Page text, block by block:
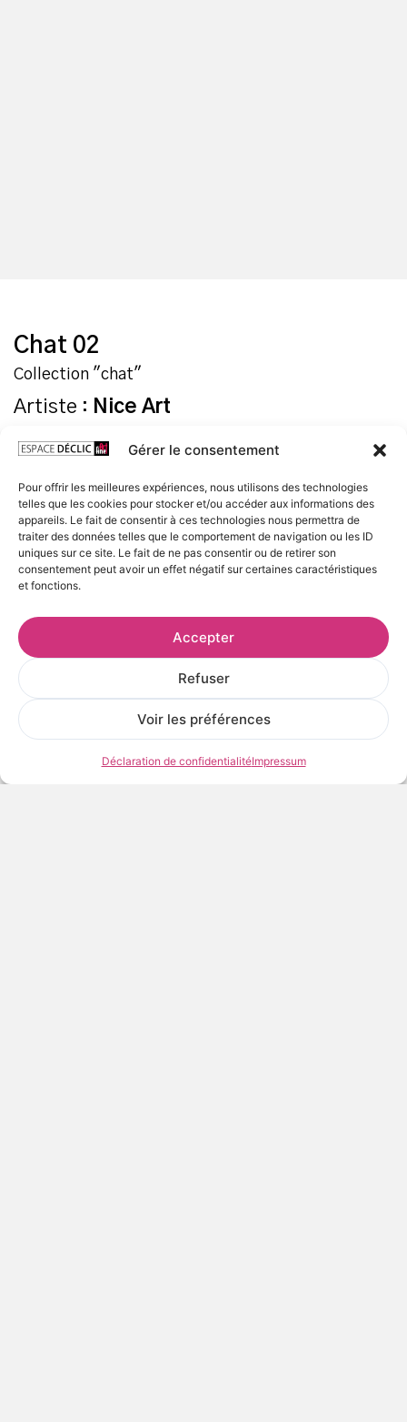
Gérer le consentement
Pour offrir les meilleures expériences, nous utilisons des technologies
telles que les cookies pour stocker et/ou accéder aux informations des
appareils. Le fait de consentir à ces technologies nous permettra de
traiter des données telles que le comportement de navigation ou les ID
uniques sur ce site. Le fait de ne pas consentir ou de retirer son
consentement peut avoir un effet négatif sur certaines caractéristiques
et fonctions.
Accepter
Refuser
Voir les préférences
Déclaration de confidentialitéImpressum
Chat 02
Collection "chat"
Artiste : Nice Art
Tirage Fine Art
Tirage jet d’encre UltraChrome sur papier Fine Art
HahnemühleDürer 210g.
Livré roulé, avec certificat d’authenticité
30 x 30 cm
50 x 50 cm
40,00€ TTC